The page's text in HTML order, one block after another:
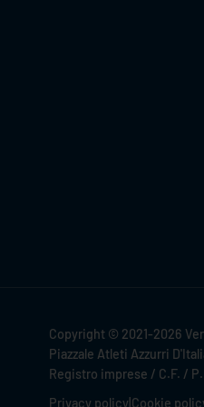
Copyright © 2021-2026
Piazzale Atleti Azzurri
Registro imprese / C.F. /
Privacy policy Cookie